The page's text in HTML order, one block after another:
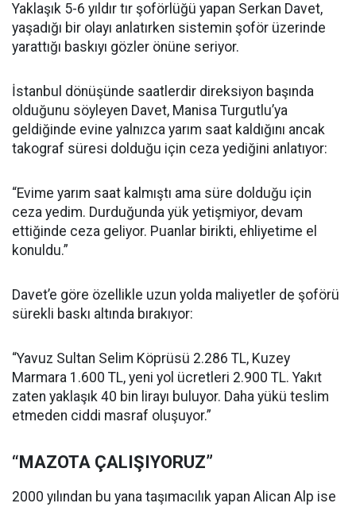
Yaklaşık 5-6 yıldır tır şoförlüğü yapan Serkan Davet,
yaşadığı bir olayı anlatırken sistemin şoför üzerinde
yarattığı baskıyı gözler önüne seriyor.
İstanbul dönüşünde saatlerdir direksiyon başında
olduğunu söyleyen Davet, Manisa Turgutlu’ya
geldiğinde evine yalnızca yarım saat kaldığını ancak
takograf süresi dolduğu için ceza yediğini anlatıyor:
“Evime yarım saat kalmıştı ama süre dolduğu için
ceza yedim. Durduğunda yük yetişmiyor, devam
ettiğinde ceza geliyor. Puanlar birikti, ehliyetime el
konuldu.”
Davet’e göre özellikle uzun yolda maliyetler de şoförü
sürekli baskı altında bırakıyor:
“Yavuz Sultan Selim Köprüsü 2.286 TL, Kuzey
Marmara 1.600 TL, yeni yol ücretleri 2.900 TL. Yakıt
zaten yaklaşık 40 bin lirayı buluyor. Daha yükü teslim
etmeden ciddi masraf oluşuyor.”
“MAZOTA ÇALIŞIYORUZ”
2000 yılından bu yana taşımacılık yapan Alican Alp ise